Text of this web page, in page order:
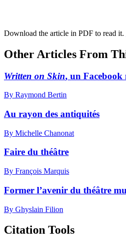
Download the article in PDF to read it.
Other Articles From
Written on Skin, un Facebook
By Raymond Bertin
Au rayon des antiquités
By Michelle Chanonat
Faire du théâtre
By François Marquis
Former l’avenir du théâtre
By Ghyslain Filion
Citation Tools